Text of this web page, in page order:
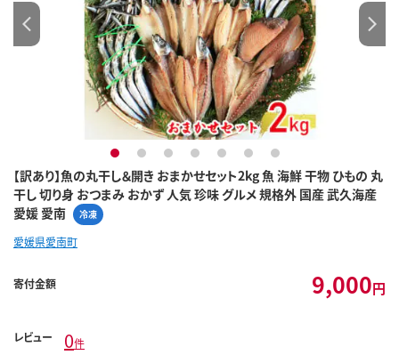
【訳あり】魚の丸干し＆開き おまかせセット2kg 魚 海鮮 干物 ひもの 丸
干し 切り身 おつまみ おかず 人気 珍味 グルメ 規格外 国産 武久海産
愛媛 愛南
冷凍
1 2 3 4 5 6 7
愛媛県愛南町
寄付金額 9,000円
レビュー 0件